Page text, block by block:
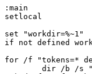
:main
setlocal
set "workdir=%~1"
if not defined
for /f "tokens=*